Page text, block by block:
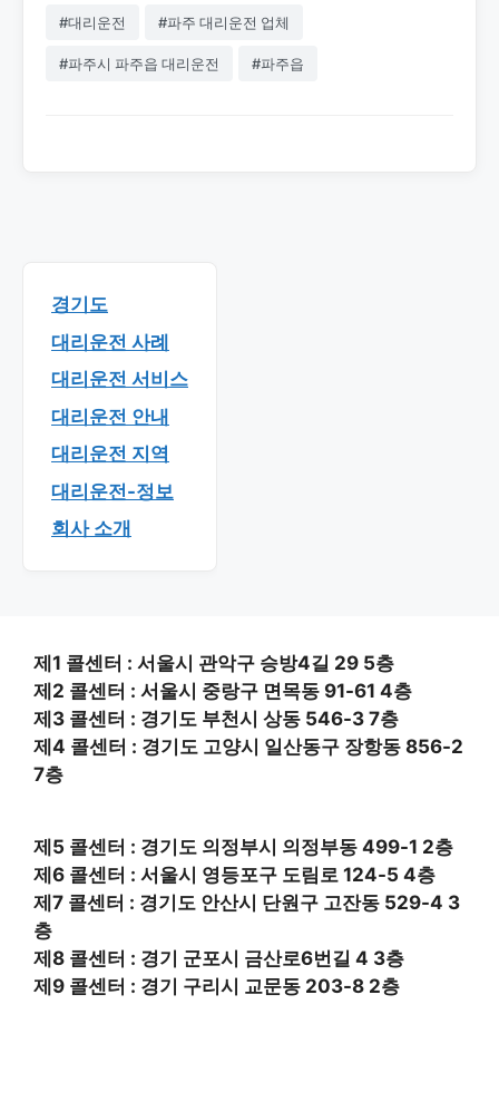
#대리운전 #파주 대리운전 업체
#파주시 파주읍 대리운전 #파주읍
경기도
대리운전 사례
대리운전 서비스
대리운전 안내
대리운전 지역
대리운전-정보
회사 소개
제1 콜센터 : 서울시 관악구 승방4길 29 5층
제2 콜센터 : 서울시 중랑구 면목동 91-61 4층
제3 콜센터 : 경기도 부천시 상동 546-3 7층
제4 콜센터 : 경기도 고양시 일산동구 장항동 856-2
7층
제5 콜센터 : 경기도 의정부시 의정부동 499-1 2층
제6 콜센터 : 서울시 영등포구 도림로 124-5 4층
제7 콜센터 : 경기도 안산시 단원구 고잔동 529-4 3
층
제8 콜센터 : 경기 군포시 금산로6번길 4 3층
제9 콜센터 : 경기 구리시 교문동 203-8 2층